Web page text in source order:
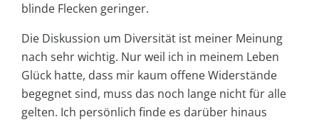
blinde Flecken geringer.
Die Diskussion um Diversität ist meiner Meinung
nach sehr wichtig. Nur weil ich in meinem Leben
Glück hatte, dass mir kaum offene Widerstände
begegnet sind, muss das noch lange nicht für alle
gelten. Ich persönlich finde es darüber hinaus